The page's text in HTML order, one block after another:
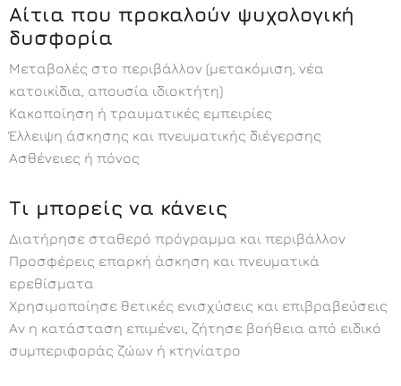
Αίτια που προκαλούν ψυχολογική
δυσφορία
Μεταβολές στο περιβάλλον (μετακόμιση, νέα
κατοικίδια, απουσία ιδιοκτήτη)
Κακοποίηση ή τραυματικές εμπειρίες
Έλλειψη άσκησης και πνευματικής διέγερσης
Ασθένειες ή πόνος
Τι μπορείς να κάνεις
Διατήρησε σταθερό πρόγραμμα και περιβάλλον
Προσφέρεις επαρκή άσκηση και πνευματικά
ερεθίσματα
Χρησιμοποίησε θετικές ενισχύσεις και επιβραβεύσεις
Αν η κατάσταση επιμένει, ζήτησε βοήθεια από ειδικό
συμπεριφοράς ζώων ή κτηνίατρο